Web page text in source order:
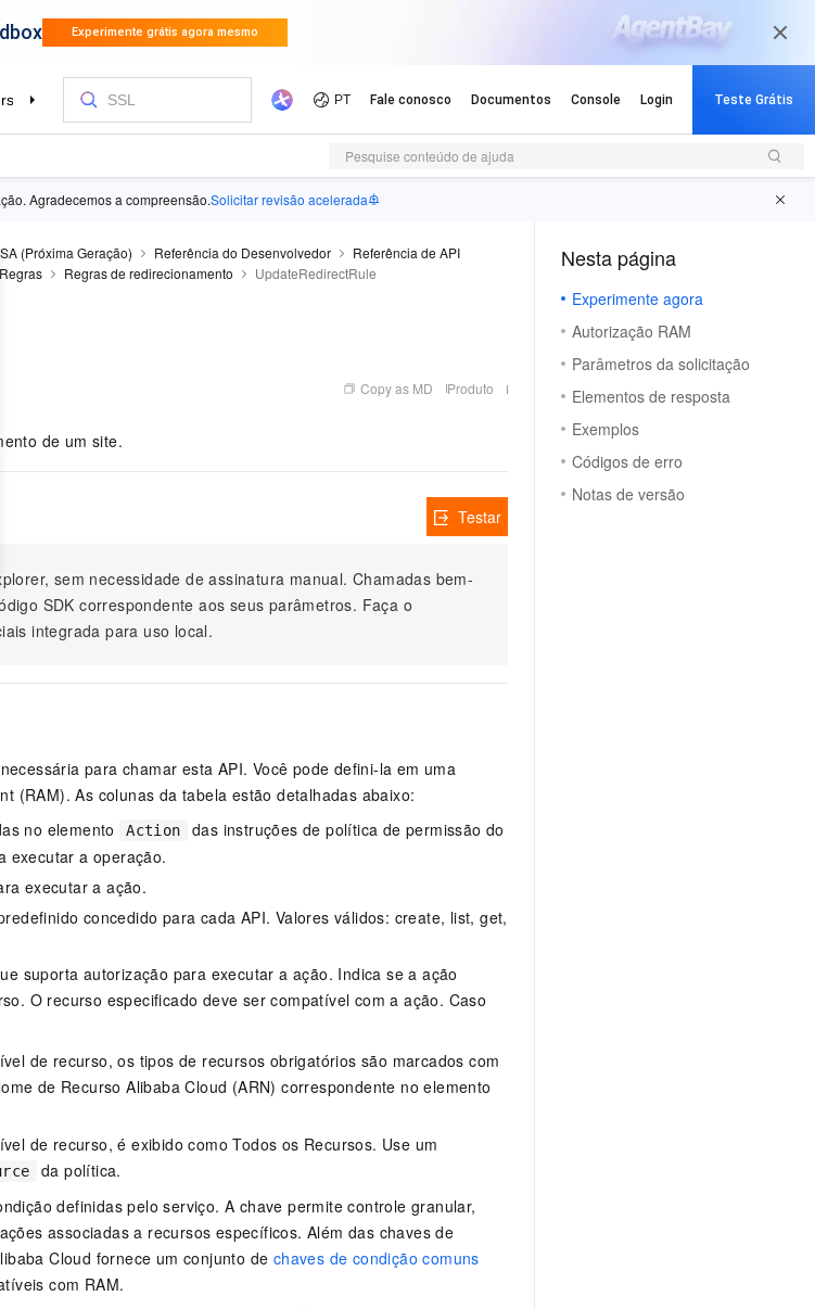
Pesquise conteúdo de ajuda
Agradecemos a compreensão.Solicitar revisão acelerada
(Próxima Geração) Referência do Desenvolvedor
Referência de API
Regras Regras de redirecionamento UpdateRedirectRule
Copy as MD Produto
de um site.
sem necessidade de assinatura manual. Chamadas bem-
SDK correspondente aos seus parâmetros. Faça o
integrada para uso local.
Testar
para chamar esta API. Você pode defini-la em uma
(RAM). As colunas da tabela estão detalhadas abaixo:
no elemento
Action
das instruções de política de permissão do
executar a operação.
executar a ação.
concedido para cada API. Valores válidos: create, list, get,
suporta autorização para executar a ação. Indica se a ação
O recurso especificado deve ser compatível com a ação. Caso
de recurso, os tipos de recursos obrigatórios são marcados com
de Recurso Alibaba Cloud (ARN) correspondente no elemento
de recurso, é exibido como Todos os Recursos. Use um
da política.
definidas pelo serviço. A chave permite controle granular,
associadas a recursos específicos. Além das chaves de
Cloud fornece um conjunto de chaves de condição comuns
com RAM.
Nesta página
Experimente agora
Autorização RAM
Parâmetros da solicitação
Elementos de resposta
Exemplos
Códigos de erro
Notas de versão